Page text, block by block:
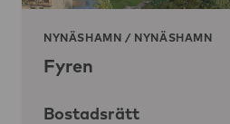
NYNÄSHAMN / NYNÄSHAMN
Fyren
Bostadsrätt